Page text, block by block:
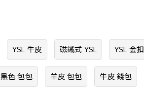
YSL 牛皮 磁鐵式 YSL YSL 金扣
黑色 包包 羊皮 包包 牛皮 錢包